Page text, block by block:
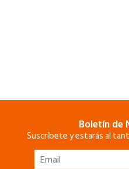
Boletín de
Suscríbete y estarás al